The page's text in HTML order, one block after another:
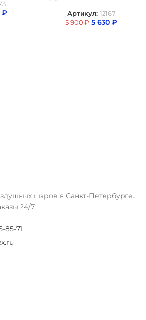
₽ Артикул: 12167
5 900₽ 5 630 ₽
шаров в Санкт-Петербурге.
24/7.
85-71